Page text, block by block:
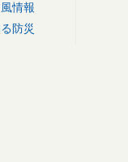
情報
防災